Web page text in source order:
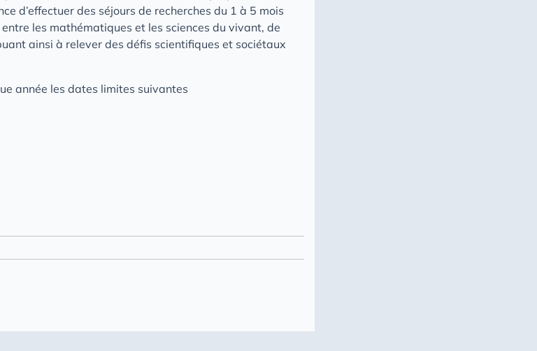
d’effectuer des séjours de recherches du 1 à 5 mois
les mathématiques et les sciences du vivant, de
ainsi à relever des défis scientifiques et sociétaux
année les dates limites suivantes